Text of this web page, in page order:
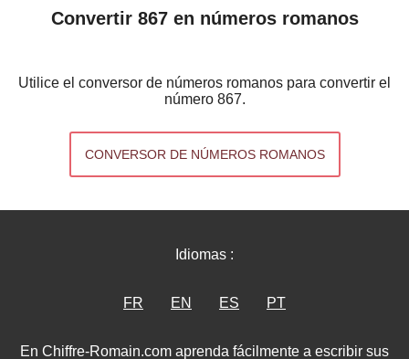
Convertir 867 en números romanos
Utilice el conversor de números romanos para convertir el
número 867.
CONVERSOR DE NÚMEROS ROMANOS
Idiomas :
FR EN ES PT
En Chiffre-Romain.com aprenda fácilmente a escribir sus